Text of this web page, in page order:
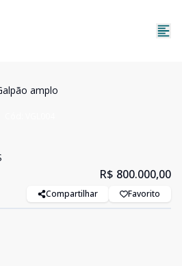
amplo
R$ 800.000,00
Compartilhar Favorito